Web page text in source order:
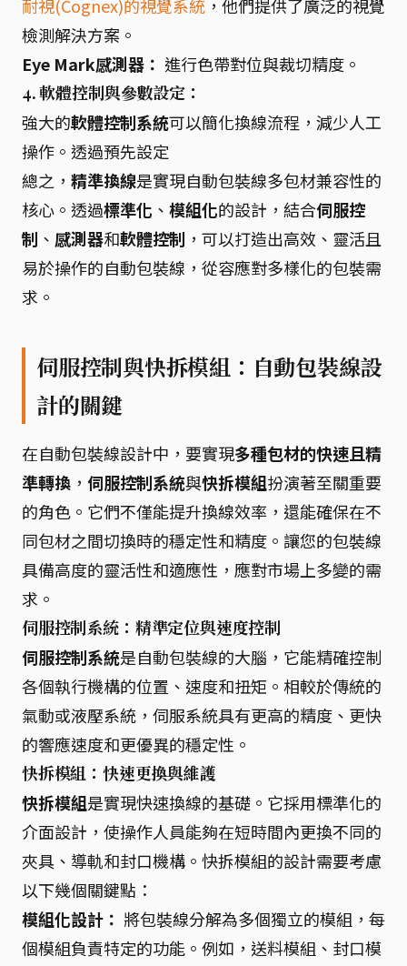
耐視(Cognex)的視覺系統 ，他們提供了廣泛的視覺
檢測解決方案。
Eye Mark感測器： 進行色帶對位與裁切精度。
4. 軟體控制與參數設定：
強大的軟體控制系統可以簡化換線流程，減少人工
操作。透過預先設定
總之， 精準換線是實現自動包裝線多包材兼容性的
核心。透過標準化 、 模組化的設計，結合伺服控
制 、 感測器和軟體控制 ，可以打造出高效、靈活且
易於操作的自動包裝線，從容應對多樣化的包裝需
求。
伺服控制與快拆模組：自動包裝線設
計的關鍵
在自動包裝線設計中，要實現多種包材的快速且精
準轉換 ， 伺服控制系統與快拆模組扮演著至關重要
的角色。它們不僅能提升換線效率，還能確保在不
同包材之間切換時的穩定性和精度。讓您的包裝線
具備高度的靈活性和適應性，應對市場上多變的需
求。
伺服控制系統：精準定位與速度控制
伺服控制系統是自動包裝線的大腦，它能精確控制
各個執行機構的位置、速度和扭矩。相較於傳統的
氣動或液壓系統，伺服系統具有更高的精度、更快
的響應速度和更優異的穩定性。
快拆模組：快速更換與維護
快拆模組是實現快速換線的基礎。它採用標準化的
介面設計，使操作人員能夠在短時間內更換不同的
夾具、導軌和封口機構。快拆模組的設計需要考慮
以下幾個關鍵點：
模組化設計： 將包裝線分解為多個獨立的模組，每
個模組負責特定的功能。例如，送料模組、封口模